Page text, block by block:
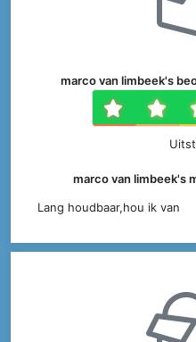
marco van limbeek's
1
marco van limbeek's
Lang houdbaar,hou ik van